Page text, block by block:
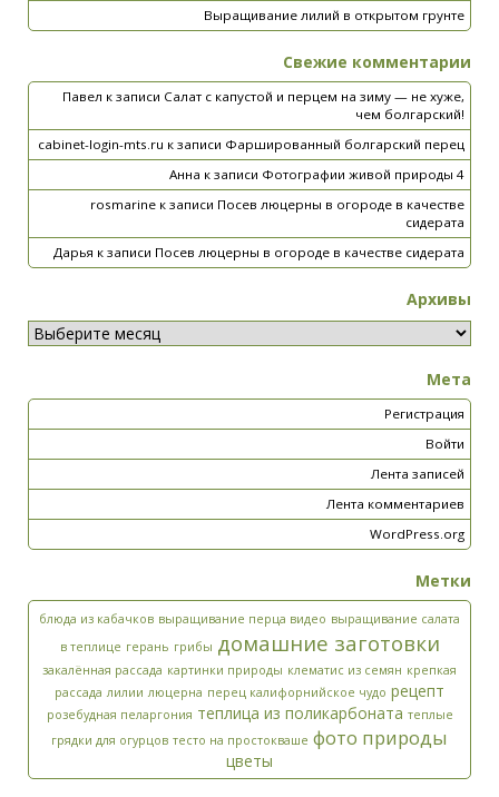
Выращивание лилий в открытом грунте
Свежие комментарии
Павел к записи Салат с капустой и перцем на зиму — не хуже,
чем болгарский!
cabinet-login-mts.ru к записи Фаршированный болгарский перец
Анна к записи Фотографии живой природы 4
rosmarine к записи Посев люцерны в огороде в качестве
сидерата
Дарья к записи Посев люцерны в огороде в качестве сидерата
Архивы
Мета
Регистрация
Войти
Лента записей
Лента комментариев
WordPress.org
Метки
блюда из кабачков выращивание перца видео выращивание салата
в теплице герань грибы домашние заготовки
закалённая рассада картинки природы клематис из семян крепкая
рассада лилии люцерна перец калифорнийское чудо рецепт
розебудная пеларгония теплица из поликарбоната теплые
грядки для огурцов тесто на простокваше фото природы
цветы